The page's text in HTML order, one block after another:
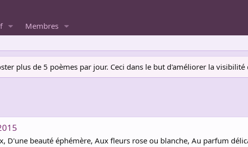
Membres
plus de 5 poèmes par jour. Ceci dans le but d'améliorer la visibilité
D'une beauté éphémère, Aux fleurs rose ou blanche, Au parfum